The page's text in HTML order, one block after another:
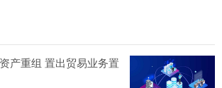
产重组 置出贸易业务置